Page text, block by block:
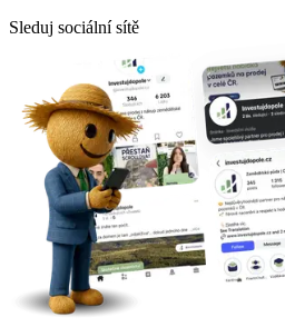
Sleduj sociální sítě